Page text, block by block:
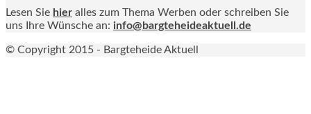
Lesen Sie hier alles zum Thema Werben oder schreiben Sie
uns Ihre Wünsche an: info@bargteheideaktuell.de
© Copyright 2015 - Bargteheide Aktuell